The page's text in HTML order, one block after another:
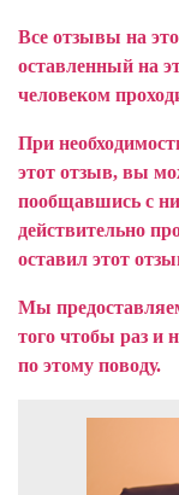
Все отзывы на
оставленный на
человеком
При
этот отзыв, вы
пообщавшись с
действительно
оставил этот
Мы
того чтобы раз и
по этому поводу.